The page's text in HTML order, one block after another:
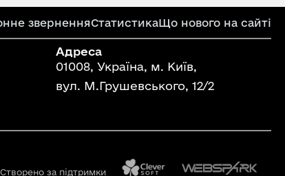
зверненняСтатистикаЩо нового на сайті
Адреса
01008, Україна, м. Київ,
вул. М.Грушевського, 12/2
Створено за підтримки